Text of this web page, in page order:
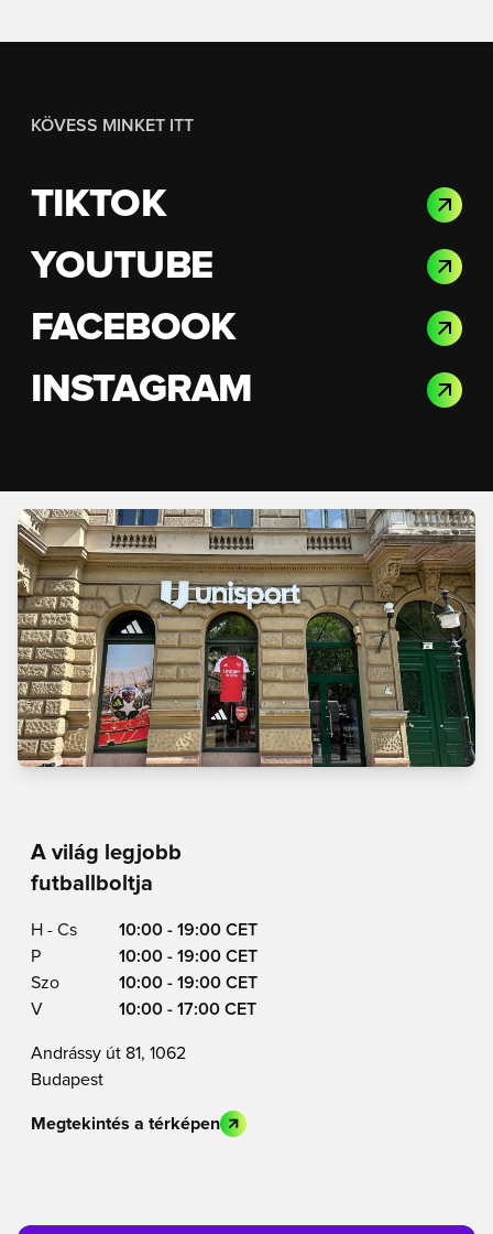
KÖVESS MINKET ITT
TIKTOK
YOUTUBE
FACEBOOK
INSTAGRAM
A világ legjobb
futballboltja
H - Cs
10:00 - 19:00 CET
P
10:00 - 19:00 CET
Szo
10:00 - 19:00 CET
V
10:00 - 17:00 CET
Andrássy út 81, 1062
Budapest
Megtekintés a térképen